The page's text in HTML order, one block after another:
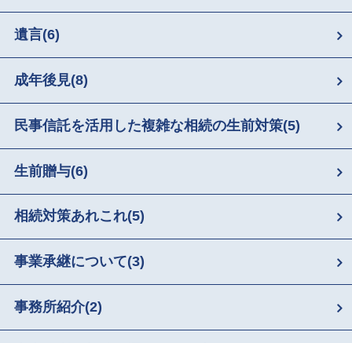
遺言(6)
成年後見(8)
民事信託を活用した複雑な相続の生前対策(5)
生前贈与(6)
相続対策あれこれ(5)
事業承継について(3)
事務所紹介(2)